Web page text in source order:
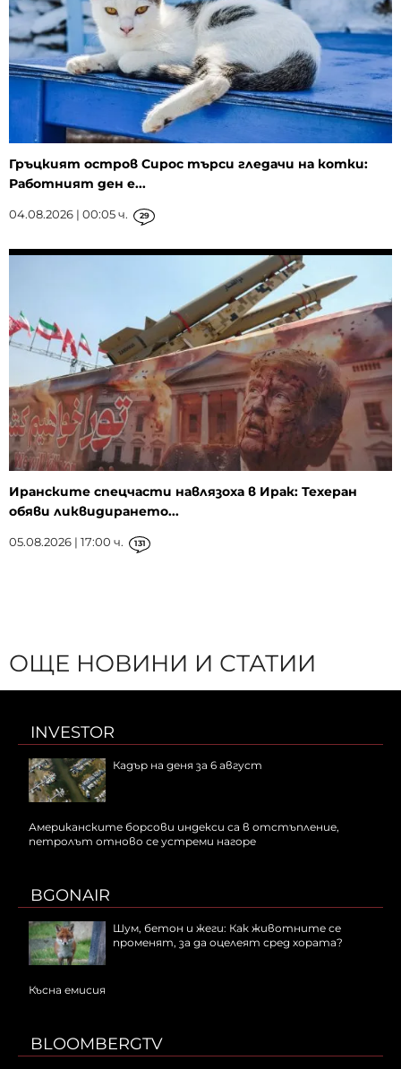
Гръцкият остров Сирос търси гледачи на котки:
Работният ден е...
04.08.2026 | 00:05 ч. 29
Иранските спецчасти навлязоха в Ирак: Техеран
обяви ликвидирането...
05.08.2026 | 17:00 ч. 131
ОЩЕ НОВИНИ И СТАТИИ
INVESTOR
Кадър на деня за 6 август
Американските борсови индекси са в отстъпление,
петролът отново се устреми нагоре
BGONAIR
Шум, бетон и жеги: Как животните се
променят, за да оцелеят сред хората?
Късна емисия
BLOOMBERGTV